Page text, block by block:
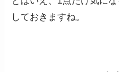
しておきますね。